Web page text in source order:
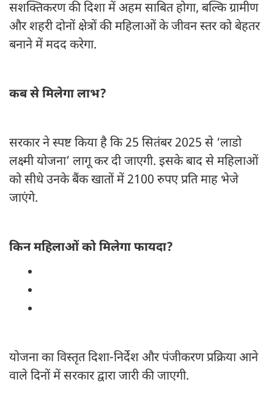
सशक्तिकरण की दिशा में अहम साबित होगा, बल्कि ग्रामीण
और शहरी दोनों क्षेत्रों की महिलाओं के जीवन स्तर को बेहतर
बनाने में मदद करेगा.
कब से मिलेगा लाभ?
सरकार ने स्पष्ट किया है कि 25 सितंबर 2025 से ‘लाडो
लक्ष्मी योजना’ लागू कर दी जाएगी. इसके बाद से महिलाओं
को सीधे उनके बैंक खातों में 2100 रुपए प्रति माह भेजे
जाएंगे.
किन महिलाओं को मिलेगा फायदा?
योजना का विस्तृत दिशा-निर्देश और पंजीकरण प्रक्रिया आने
वाले दिनों में सरकार द्वारा जारी की जाएगी.